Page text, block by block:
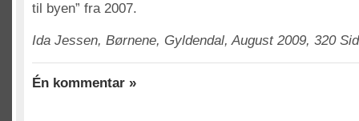
til byen” fra 2007.
Ida Jessen, Børnene, Gyldendal, August 2009, 320
Én kommentar »